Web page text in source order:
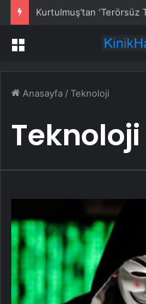
Kurtulmuş’tan ‘Terörsüz
Menü
Anasayfa /Teknoloji
Teknoloji